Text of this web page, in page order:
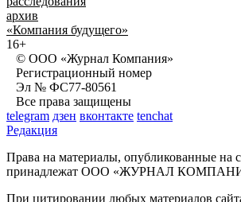
архив
«Компания будущего»
16+
© ООО «Журнал Компания»
Регистрационный номер
Эл № ФС77-80561
Все права защищены
telegram дзен вконтакте tenchat
Редакция
Права на материалы, опубликованные на
принадлежат ООО «ЖУРНАЛ
При цитировании любых материалов